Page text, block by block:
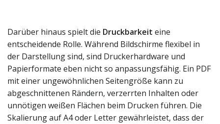
Darüber hinaus spielt die Druckbarkeit eine
entscheidende Rolle. Während Bildschirme flexibel in
der Darstellung sind, sind Druckerhardware und
Papierformate eben nicht so anpassungsfähig. Ein PDF
mit einer ungewöhnlichen Seitengröße kann zu
abgeschnittenen Rändern, verzerrten Inhalten oder
unnötigen weißen Flächen beim Drucken führen. Die
Skalierung auf A4 oder Letter gewährleistet, dass der